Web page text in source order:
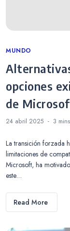
Categories
MUNDO
opciones
de
24 abril 2025 3 mins
La transición forzada
limitaciones de
Microsoft, ha
este…
Read More